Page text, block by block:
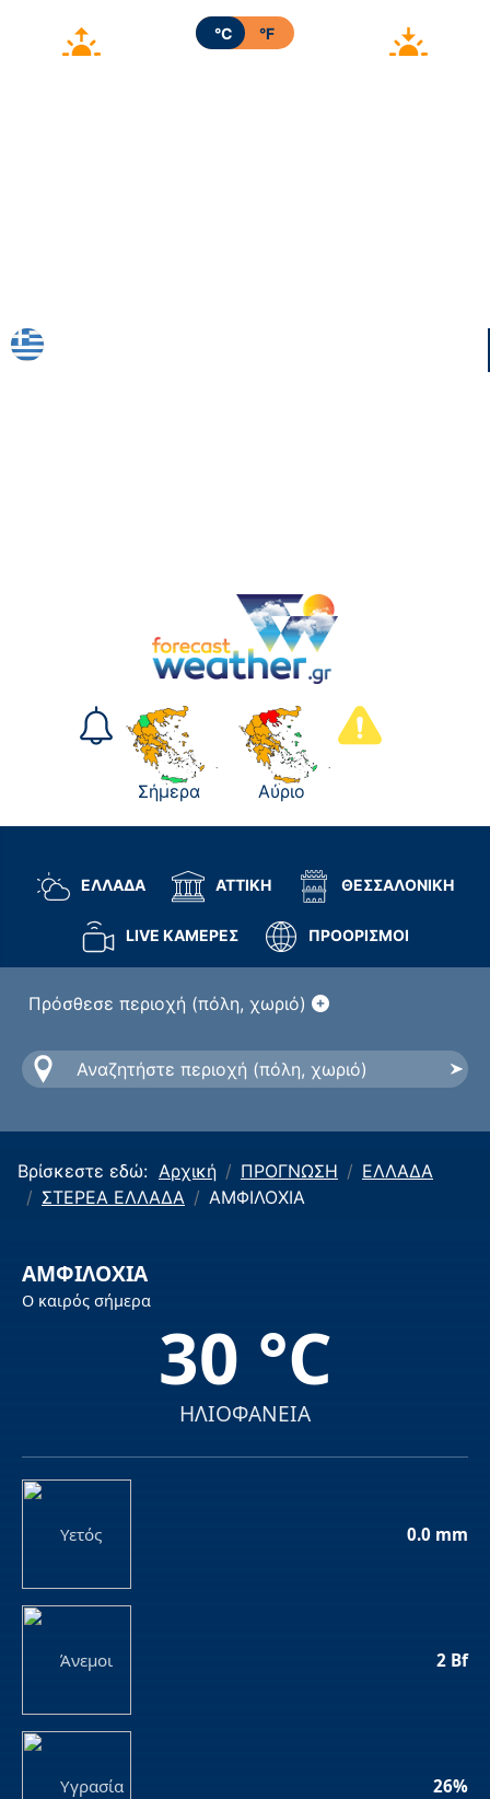
°C °F
Σήμερα Αύριο
ΕΛΛΑΔΑ ΑΤΤΙΚΗ ΘΕΣΣΑΛΟΝΙΚΗ
LIVE ΚΑΜΕΡΕΣ ΠΡΟΟΡΙΣΜΟΙ
Πρόσθεσε περιοχή (πόλη, χωριό)
Βρίσκεστε εδώ: Αρχική ΠΡΟΓΝΩΣΗ
ΕΛΛΑΔΑ
ΣΤΕΡΕΑ ΕΛΛΑΔΑ
ΑΜΦΙΛΟΧΙΑ
ΑΜΦΙΛΟΧΙΑ
Ο καιρός σήμερα
30 °C
ΗΛΙΟΦΑΝΕΙΑ
Υετός 0.0 mm
Άνεμοι 2 Bf
Υγρασία 26%